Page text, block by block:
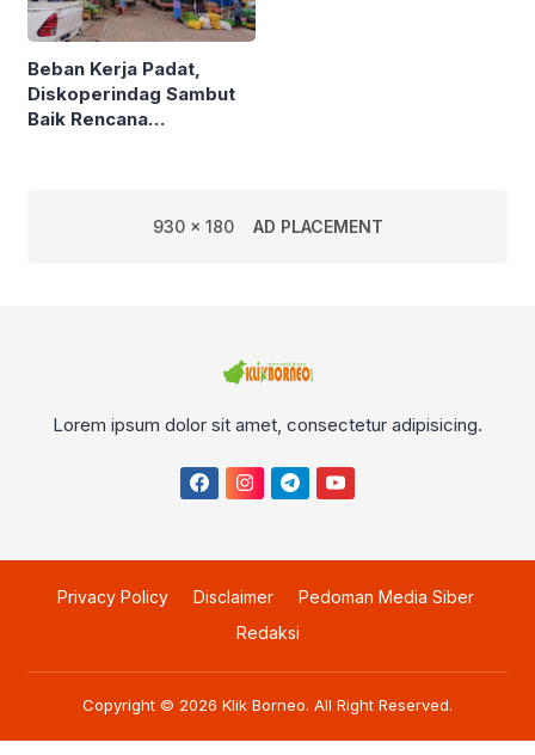
Beban Kerja Padat,
Diskoperindag Sambut
Baik Rencana
930 x 180 AD PLACEMENT
Lorem ipsum dolor sit amet, consectetur adipisicing.
Privacy Policy Disclaimer
Pedoman Media Siber
Redaksi
Copyright © 2026 Klik Borneo. All Right Reserved.